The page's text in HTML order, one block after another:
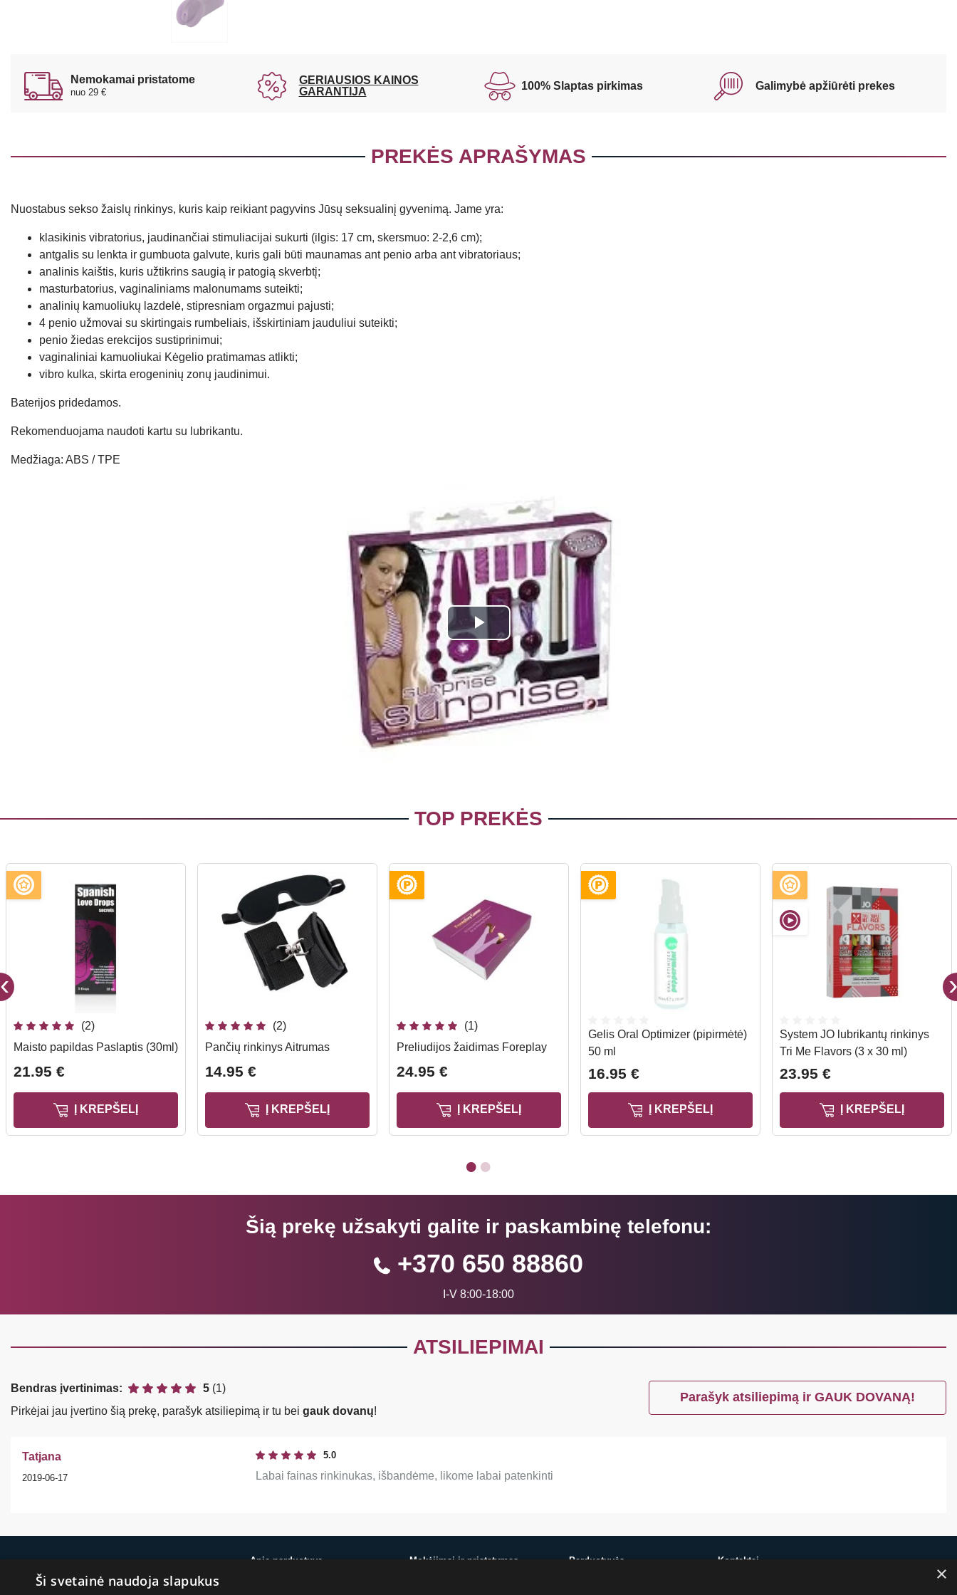
Nemokamai pristatome
nuo 29 €
GERIAUSIOS KAINOS
GARANTIJA
100% Slaptas pirkimas Galimybė apžiūrėti prekes
PREKĖS APRAŠYMAS
Nuostabus sekso žaislų rinkinys, kuris kaip reikiant pagyvins Jūsų seksualinį gyvenimą. Jame yra:
klasikinis vibratorius, jaudinančiai stimuliacijai sukurti (ilgis: 17 cm, skersmuo: 2-2,6 cm);
antgalis su lenkta ir gumbuota galvute, kuris gali būti maunamas ant penio arba ant vibratoriaus;
analinis kaištis, kuris užtikrins saugią ir patogią skverbtį;
masturbatorius, vaginaliniams malonumams suteikti;
analinių kamuoliukų lazdelė, stipresniam orgazmui pajusti;
4 penio užmovai su skirtingais rumbeliais, išskirtiniam jauduliui suteikti;
penio žiedas erekcijos sustiprinimui;
vaginaliniai kamuoliukai Kėgelio pratimamas atlikti;
vibro kulka, skirta erogeninių zonų jaudinimui.
Baterijos pridedamos.
Rekomenduojama naudoti kartu su lubrikantu.
Medžiaga: ABS / TPE
Play
Video
TOP PREKĖS
(2)
Maisto papildas Paslaptis (30ml)
21.95 €
Į KREPŠELĮ
(2)
Pančių rinkinys Aitrumas
14.95 €
Į KREPŠELĮ
(1)
Preliudijos žaidimas Foreplay
24.95 €
Į KREPŠELĮ
Gelis Oral Optimizer (pipirmėtė)
50 ml
16.95 €
Į KREPŠELĮ
System JO lubrikantų rinkinys
Tri Me Flavors (3 x 30 ml)
23.95 €
Į KREPŠELĮ
Šią prekę užsakyti galite ir paskambinę telefonu:
+370 650 88860
I-V 8:00-18:00
ATSILIEPIMAI
Bendras įvertinimas: 5 (1)
Pirkėjai jau įvertino šią prekę, parašyk atsiliepimą ir tu bei gauk dovanų!
Parašyk atsiliepimą ir GAUK DOVANĄ!
Tatjana
2019-06-17
5.0
Labai fainas rinkinukas, išbandėme, likome labai patenkinti
Apie parduotuvę Mokėjimai ir pristatymas Parduotuvės Kontaktai
×
Ši svetainė naudoja slapukus